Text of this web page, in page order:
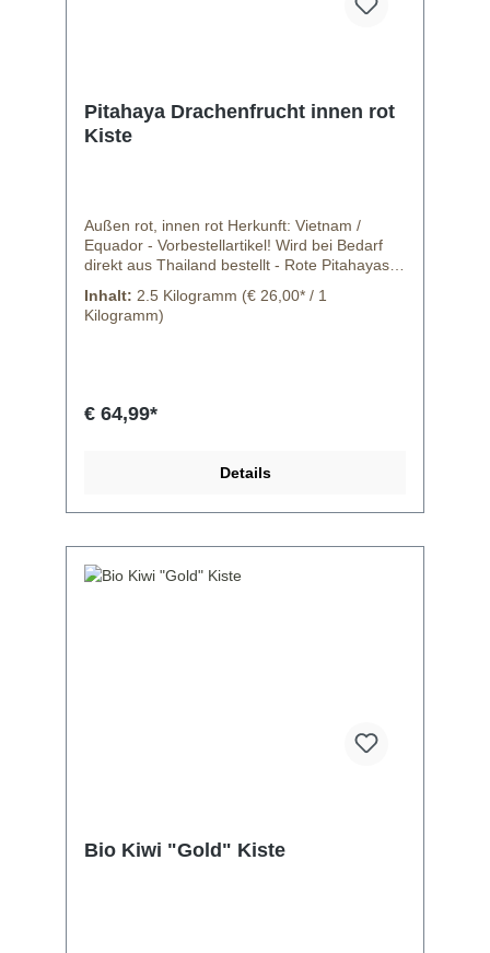
Pitahaya Drachenfrucht innen rot
Kiste
Außen rot, innen rot Herkunft: Vietnam /
Equador - Vorbestellartikel! Wird bei Bedarf
direkt aus Thailand bestellt - Rote Pitahayas
bestellt werden. Bitte die Vorlaufzeit
berücksichtigen. Handelsklasse: I Inhalt: ca
Inhalt: 2.5 Kilogramm (€ 26,00* / 1
Kilogramm)
€ 64,99*
Details
Bio Kiwi "Gold" Kiste